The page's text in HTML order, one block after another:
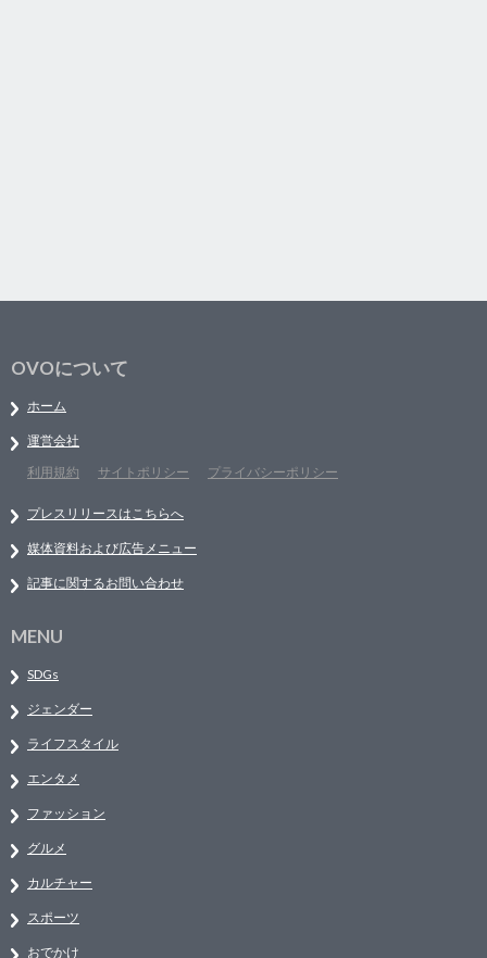
OVOについて
ホーム
運営会社
利用規約
サイトポリシー プライバシーポリシー
プレスリリースはこちらへ
媒体資料および広告メニュー
記事に関するお問い合わせ
MENU
SDGs
ジェンダー
ライフスタイル
エンタメ
ファッション
グルメ
カルチャー
スポーツ
おでかけ